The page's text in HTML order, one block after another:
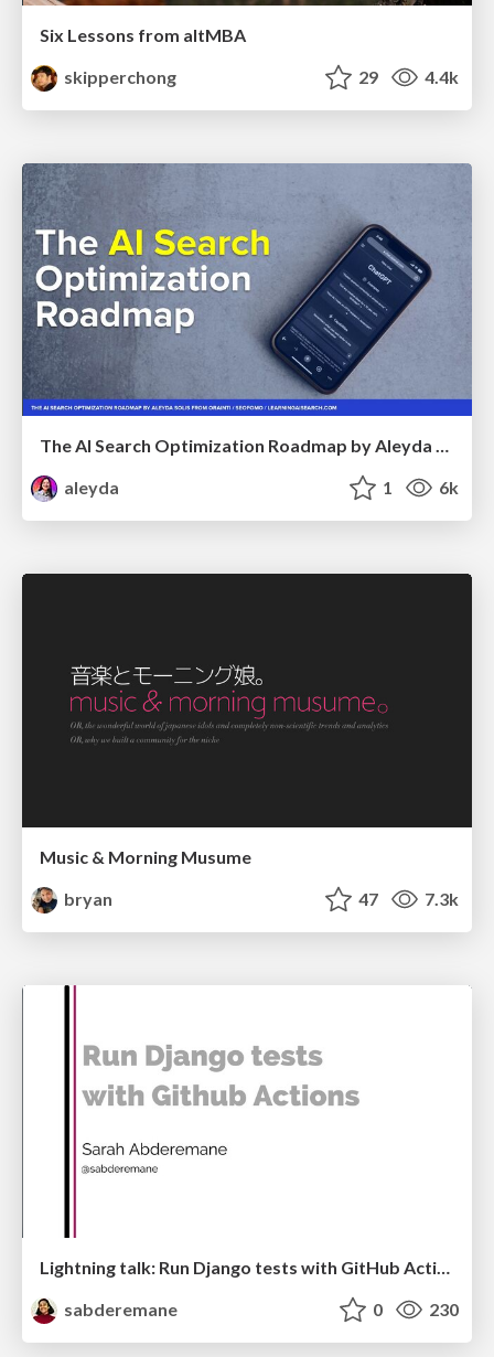
Six Lessons from altMBA
skipperchong
29 4.4k
The AI Search Optimization Roadmap by Aleyda Solis
aleyda
1 6k
Music & Morning Musume
bryan
47 7.3k
Lightning talk: Run Django tests with GitHub Actions
sabderemane
0 230